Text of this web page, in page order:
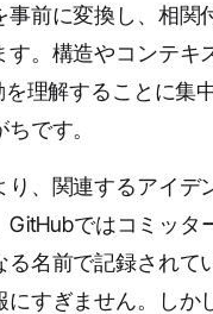
事前に変換し、相関
す。構造やコンテキ
を理解することに集
です。
、関連するアイデ
GitHubではコミッタ
る名前で記録されて
にすぎません。しか